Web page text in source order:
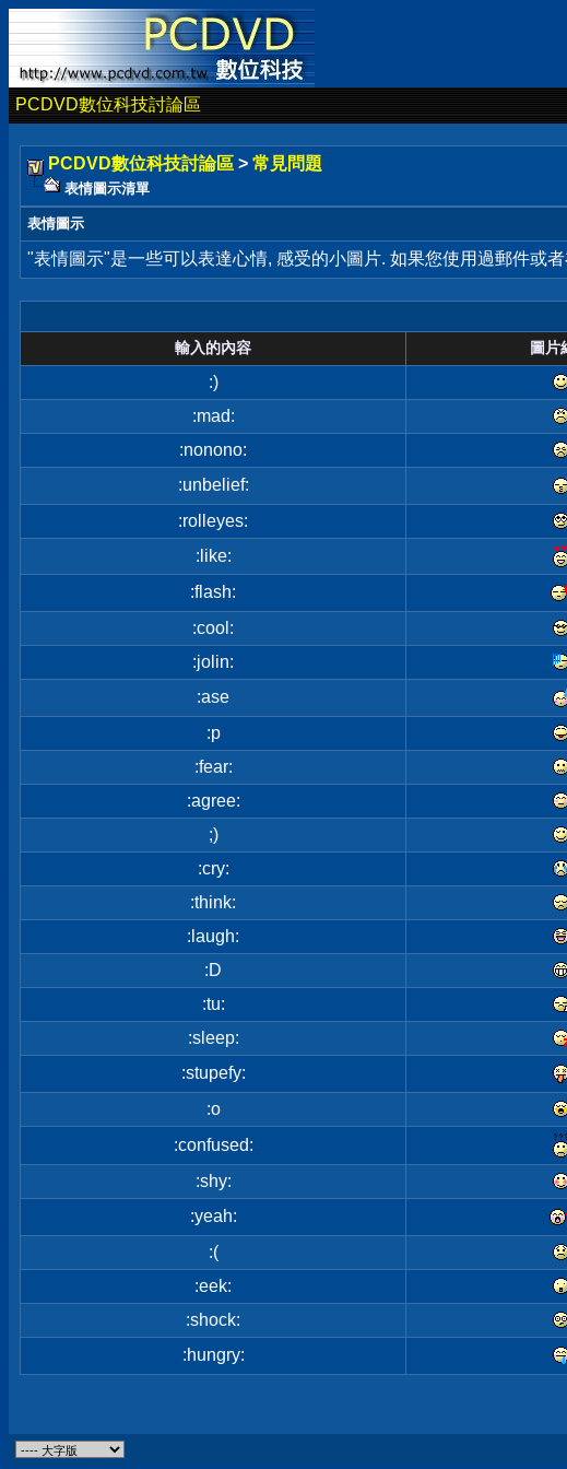
PCDVD數位科技討論區
PCDVD數位科技討論區 > 常見問題
表情圖示清單
表情圖示
"表情圖示"是一些可以表達心情, 感受的小圖片. 如果您使用過郵件或
輸入的內容 圖片
:)
:mad:
:nonono:
:unbelief:
:rolleyes:
:like:
:flash:
:cool:
:jolin:
:ase
:p
:fear:
:agree:
;)
:cry:
:think:
:laugh:
:D
:tu:
:sleep:
:stupefy:
:o
:confused:
:shy:
:yeah:
:(
:eek:
:shock:
:hungry: